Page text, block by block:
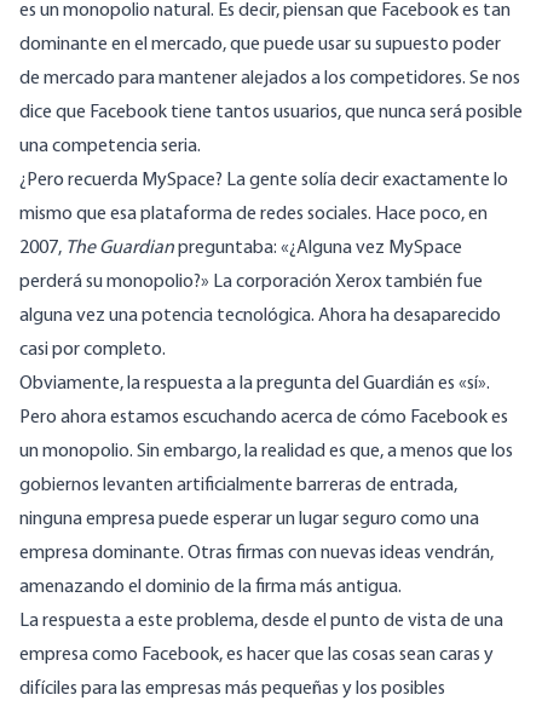
es un monopolio natural. Es decir, piensan que Facebook es tan
dominante en el mercado, que puede usar su supuesto poder
de mercado para mantener alejados a los competidores. Se nos
dice que Facebook tiene tantos usuarios, que nunca será posible
una competencia seria.
¿Pero recuerda MySpace? La gente solía decir exactamente lo
mismo que esa plataforma de redes sociales. Hace poco, en
2007, The Guardianpreguntaba: «¿Alguna vez MySpace
perderá su monopolio?» La corporación Xerox también fue
alguna vez una potencia tecnológica. Ahora hadesaparecido
casi por completo.
Obviamente, la respuesta a la pregunta del Guardián es «sí».
Pero ahora estamos escuchando acerca de cómo Facebook es
un monopolio. Sin embargo, la realidad es que, a menos que los
gobiernos levanten artificialmente barreras de entrada,
ninguna empresa puede esperar un lugar seguro como una
empresa dominante. Otras firmas con nuevas ideas vendrán,
amenazando el dominio de la firma más antigua.
La respuesta a este problema, desde el punto de vista de una
empresa como Facebook, es hacer que las cosas sean caras y
difíciles para las empresas más pequeñas y los posibles